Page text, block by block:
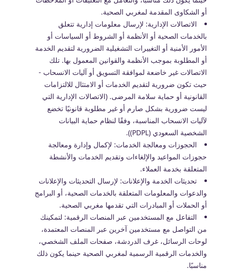
أو الشكاوى المقدمة لمغربي الصحية.
الاتصالات الإدارية: لإرسال معلومات إدارية تتعلق
بالخدمات الصحية أو الأنظمة أو الشروط أو السياسات أو
الأمور الأمنية أو التغييرات التشغيلية الضرورية لتقديم الخدمة
أو المطلوبة بموجب الأنظمة والقوانين المعمول بها. تلك
الاتصالات غير خاضعة لموافقة التسويق أو آليات الانسحاب -
حيث تكون ضرورية لتقديم الخدمات أو الامتثال للالتزامات
القانونية أو حماية سلامة المرضى. (الاتصالات الإدارية التي
ليست ضرورية بشكل صارم أو غير مطلوبة قانونيًا تخضع
لآليات الانسحاب المناسبة، وفقًا لنظام حماية البيانات
الشخصية السعودي (PDPL)).
الحجوزات ومعالجة الخدمات: لإكمال وإدارة ومعالجة
حجوزات المواعيد والإلغاءات وتقديم الخدمات والأنشطة
المتعلقة بخدمة العملاء.
تحديثات الخدمة والإعلانات: لإرسال التحديثات والإعلانات
والدعوات والمعلومات المتعلقة بالخدمات الصحية، أو البرامج
أو الحملات أو المبادرات التي تقدمها مغربي الصحية.
التفاعل مع المستخدمين عبر المنصات الرقمية: لتمكينك
من التواصل مع مستخدمين آخرين عبر المنصات المعتمدة،
لوحات الرسائل، غرف الدردشة، صفحات الملف الشخصي،
والخدمات الرقمية الرسمية لمغربي الصحية حينما يكون ذلك
مناسبًا.